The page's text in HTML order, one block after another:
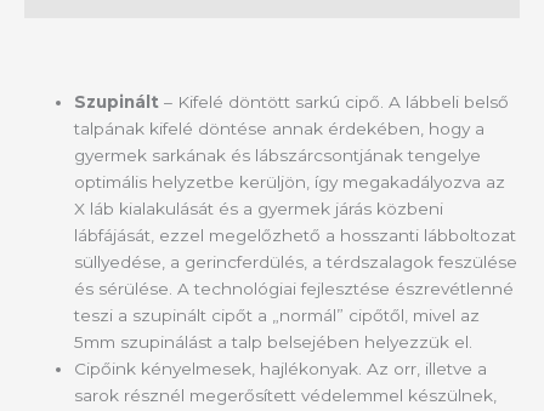
Szupinált– Kifelé döntött sarkú cipő. A lábbeli belső
talpának kifelé döntése annak érdekében, hogy a
gyermek sarkának és lábszárcsontjának tengelye
optimális helyzetbe kerüljön, így megakadályozva az
X láb kialakulását és a gyermek járás közbeni
lábfájását, ezzel megelőzhető a hosszanti lábboltozat
süllyedése, a gerincferdülés, a térdszalagok feszülése
és sérülése. A technológiai fejlesztése észrevétlenné
teszi a szupinált cipőt a „normál” cipőtől, mivel az
5mm szupinálást a talp belsejében helyezzük el.
Cipőink kényelmesek, hajlékonyak. Az orr, illetve a
sarok résznél megerősített védelemmel készülnek,